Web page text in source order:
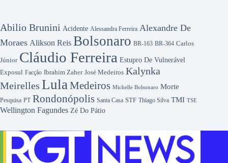
Abilio Brunini Acidente Alessandra Ferreira Alexandre De
Moraes Alikson Reis Bolsonaro BR-163 BR-364 Carlos
Júnior Cláudio Ferreira Estupro De Vulnerável
Exposul Facção Ibrahim Zaher José Medeiros Kalynka
Meirelles LulaMedeiros Michelle Bolsonaro Morte
Pesquisa PT Rondonópolis Santa Casa STF Thiago Silva TMI TSE
Wellington Fagundes Zé Do Pátio